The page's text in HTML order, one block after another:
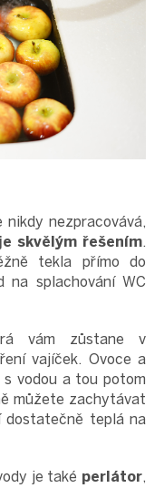
nezpracovává,
skvělým řešením.
tekla přímo do
na splachování WC
vám zůstane v
vajíček. Ovoce a
vodou a tou potom
můžete zachytávat
dostatečně teplá na
je také perlátor,